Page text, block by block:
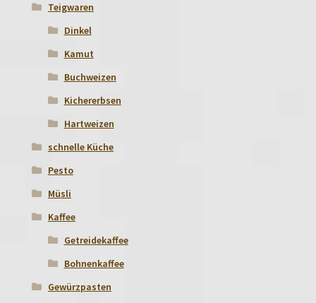
Teigwaren
Dinkel
Kamut
Buchweizen
Kichererbsen
Hartweizen
schnelle Küche
Pesto
Müsli
Kaffee
Getreidekaffee
Bohnenkaffee
Gewürzpasten